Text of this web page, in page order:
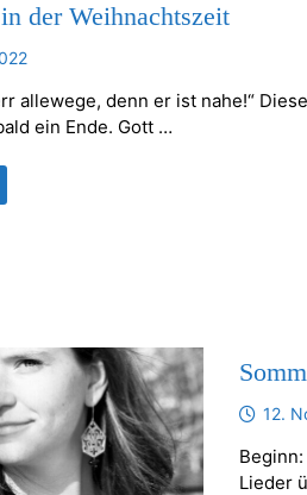
der Weihnachtszeit
allewege, denn er ist nahe!“
ein Ende. Gott …
12.
Lieder